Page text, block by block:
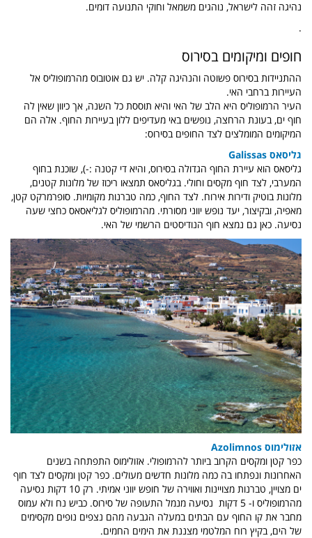
נהיגה זהה לישראל, נוהגים משמאל וחוקי התנועה דומים.
.
חופים ומיקומים בסירוס
ההתניידות בסירוס פשוטה והנהיגה קלה. יש גם אוטובוס מהרמופוליס אל
העיירות ברחבי האי.
העיר הרמופוליס היא הלב של האי והיא תוססת כל השנה, אך כיוון שאין לה
חוף ים, בעונת הרחצה, נופשים באי מעדיפים ללון בעיירות החוף. אלה הם
המיקומים המומלצים לצד החופים בסירוס:
גליסאס Galissas
גליסאס הוא עיירת החוף הגדולה בסירוס, והיא די קטנה :-), שוכנת בחוף
המערבי, לצד חוף מקסים וחולי. בגליסאס תמצאו ריכוז של מלונות קטנים,
מלונות בוטיק ודירות אירוח. לצד החוף, כמה טברנות מקומיות. סופרמרקט קטן,
מאפיה, ובקיצור, יעד נופש יווני מסורתי. מהרמופוליס לגליאסאס כחצי שעה
נסיעה. כאן גם נמצא חוף הנודיסטים הרשמי של האי.
אזולימוס Azolimnos
כפר קטן ומקסים הקרוב ביותר להרמופולי. אזולימוס התפתחה בשנים
האחרונות ונפתחו בה כמה מלונות חדשים מעולים. כפר קטן ומקסים לצד חוף
ים מצויין, טברנות מצויינות ואווירה של חופש יווני אמיתי. רק 10 דקות נסיעה
מהרמופוליס ו- 5 דקות נסיעה מנמל התעופה של סירוס. כביש נח ולא עמוס
מחבר את קו החוף עם הבתים במעלה הגבעה מהם נצפים נופים מקסימים
של הים, בקיץ רוח המלטמי מצננת את הימים החמים.